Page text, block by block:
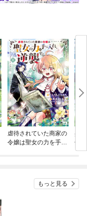
虐待されていた商家の
令嬢は聖女の力を手に
共
俺
もっと見る